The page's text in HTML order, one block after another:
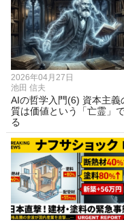
2026年04月27日
池田 信夫
AIの哲学入門(6) 資本主義
質は価値という「亡霊」
る